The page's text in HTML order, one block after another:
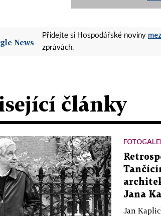
Přidejte si Hospodářské noviny
zprávách.
články
Jana
Jan